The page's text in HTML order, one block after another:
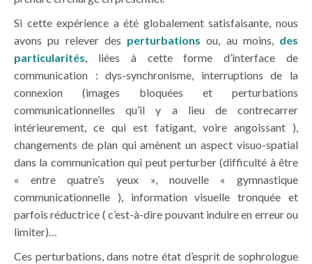
Si cette expérience a été globalement satisfaisante, nous
avons pu relever des perturbationsou, au moins,des
particularités, liées à cette forme d’interface de
communication : dys-synchronisme, interruptions de la
connexion (images bloquées et perturbations
communicationnelles qu’il y a lieu de contrecarrer
intérieurement, ce qui est fatigant, voire angoissant ),
changements de plan qui amènent un aspect visuo-spatial
dans la communication qui peut perturber (difficulté à être
« entre quatre’s yeux », nouvelle « gymnastique
communicationnelle ), information visuelle tronquée et
parfois réductrice ( c’est-à-dire pouvant induire en erreur ou
limiter)…
Ces perturbations, dans notre état d’esprit de sophrologue